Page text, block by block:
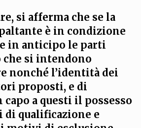
si afferma che se la
è in condizione
in anticipo le parti
che si intendono
nonché l’identità dei
proposti, e di
a questi il possesso
di qualificazione e